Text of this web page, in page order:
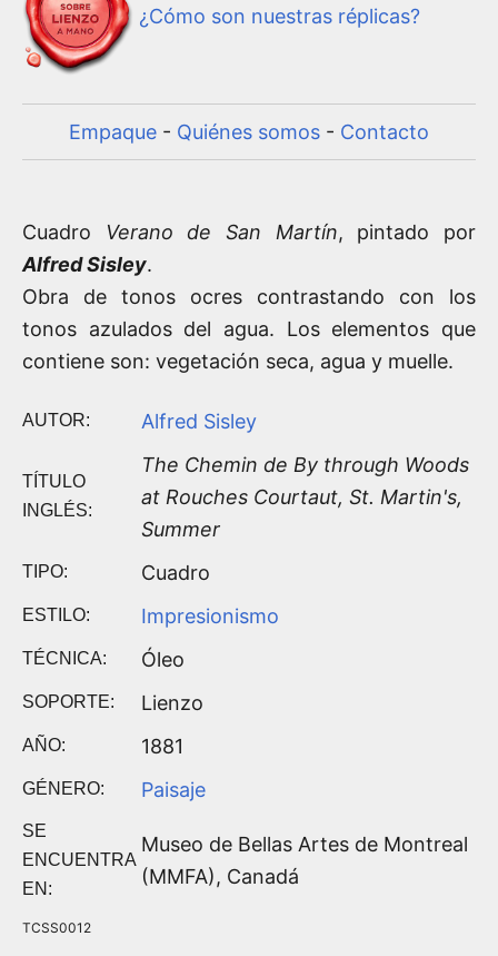
¿Cómo son nuestras réplicas?
Empaque - Quiénes somos - Contacto
Cuadro Verano de San Martín, pintado por
Alfred Sisley.
Obra de tonos ocres contrastando con los
tonos azulados del agua. Los elementos que
contiene son: vegetación seca, agua y muelle.
AUTOR: Alfred Sisley
TÍTULO
INGLÉS:
The Chemin de By through Woods
at Rouches Courtaut, St. Martin's,
Summer
TIPO: Cuadro
ESTILO: Impresionismo
TÉCNICA: Óleo
SOPORTE: Lienzo
AÑO: 1881
GÉNERO: Paisaje
SE
ENCUENTRA
EN:
Museo de Bellas Artes de Montreal
(MMFA), Canadá
TCSS0012